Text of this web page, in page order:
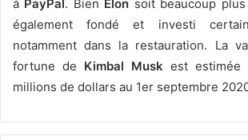
à PayPal. Bien Elon soit beaucoup
également fondé et investi
notamment dans la restauration. La
fortune de Kimbal Musk est estimée
millions de dollars au 1er septembre